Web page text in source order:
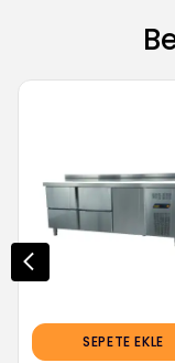
SEPETE EKLE